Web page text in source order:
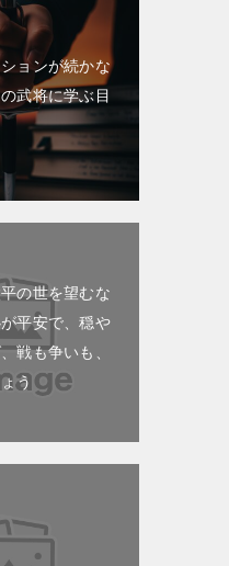
ョンが続かな
武将に学ぶ目
の世を望むな
平安で、穏や
戦も争いも、
う